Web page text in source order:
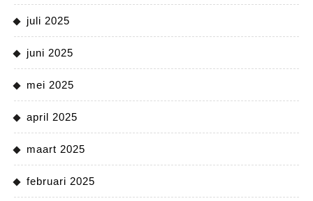
juli 2025
juni 2025
mei 2025
april 2025
maart 2025
februari 2025